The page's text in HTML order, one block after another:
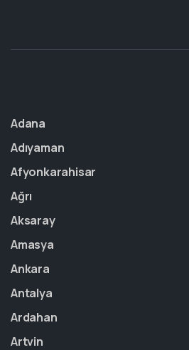
Adana
Adıyaman
Afyonkarahisar
Ağrı
Aksaray
Amasya
Ankara
Antalya
Ardahan
Artvin